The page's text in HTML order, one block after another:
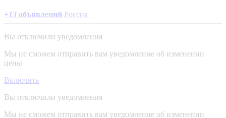
+13 объявлений Россия
Вы отключили уведомления
Мы не сможем отправить вам уведомление об изменении
цены
Включить
Вы отключили уведомления
Мы не сможем отправить вам уведомление об изменении